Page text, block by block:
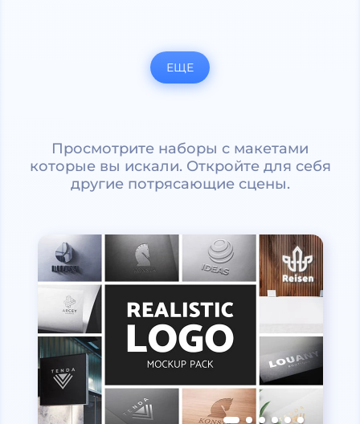
ЕЩЕ
Просмотрите наборы с макетами
которые вы искали. Откройте для себя
другие потрясающие сцены.